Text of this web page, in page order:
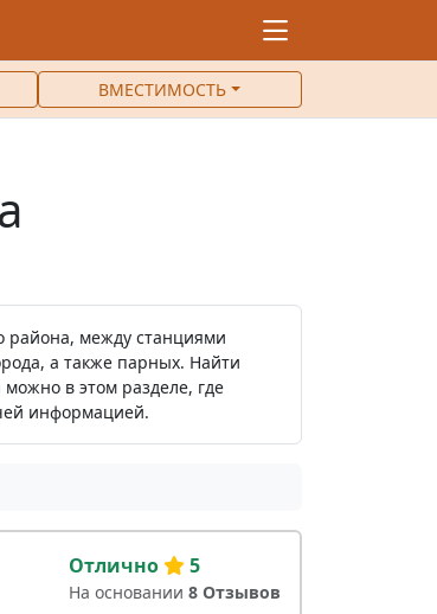
ВМЕСТИМОСТЬ
района, между станциями
а также парных. Найти
в этом разделе, где
информацией.
Отлично 5
На основании 8 Отзывов